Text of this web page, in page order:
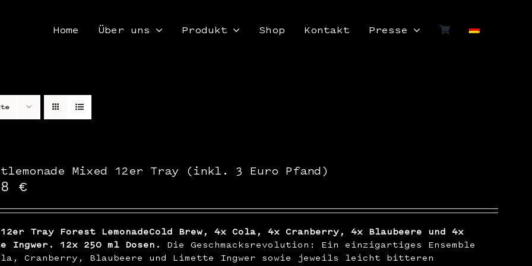
Home Über uns Produkt Shop Kontakt Presse
Mixed 12er Tray (inkl. 3 Euro Pfand)
€
Tray Forest LemonadeCold Brew, 4x Cola, 4x Cranberry, 4x Blaubeere und 4x
Ingwer. 12x 250 ml Dosen.
Die Geschmacksrevolution: Ein einzigartiges Ensemble
Cranberry, Blaubeere und Limette Ingwer sowie jeweils leicht bitteren